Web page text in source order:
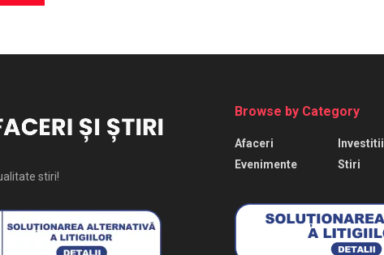
stiri!
Browse by Category
Afaceri
Evenimente
Investitii
Stiri